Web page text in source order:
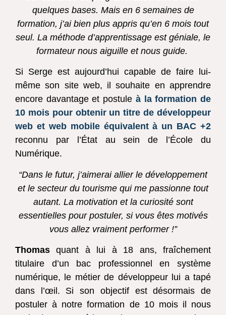
quelques bases. Mais en 6 semaines de
formation, j’ai bien plus appris qu’en 6 mois tout
seul. La méthode d’apprentissage est géniale, le
formateur nous aiguille et nous guide.
Si Serge est aujourd’hui capable de faire lui-
même son site web, il souhaite en apprendre
encore davantage et postule à la formation de
10 mois pour obtenir un titre de développeur
web et web mobile équivalent à un BAC +2
reconnu par l’État au sein de l’École du
Numérique.
“Dans le futur, j’aimerai allier le développement
et le secteur du tourisme qui me passionne tout
autant. La motivation et la curiosité sont
essentielles pour postuler, si vous êtes motivés
vous allez vraiment performer !”
Thomas quant à lui à 18 ans, fraîchement
titulaire d’un bac professionnel en système
numérique, le métier de développeur lui a tapé
dans l’œil. Si son objectif est désormais de
postuler à notre formation de 10 mois il nous